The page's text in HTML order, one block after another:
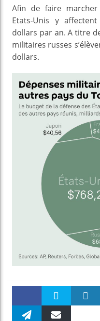
Afin de faire
Etats-Unis y
dollars par an. A titre
militaires russes
dollars.
Faceboo Twitter